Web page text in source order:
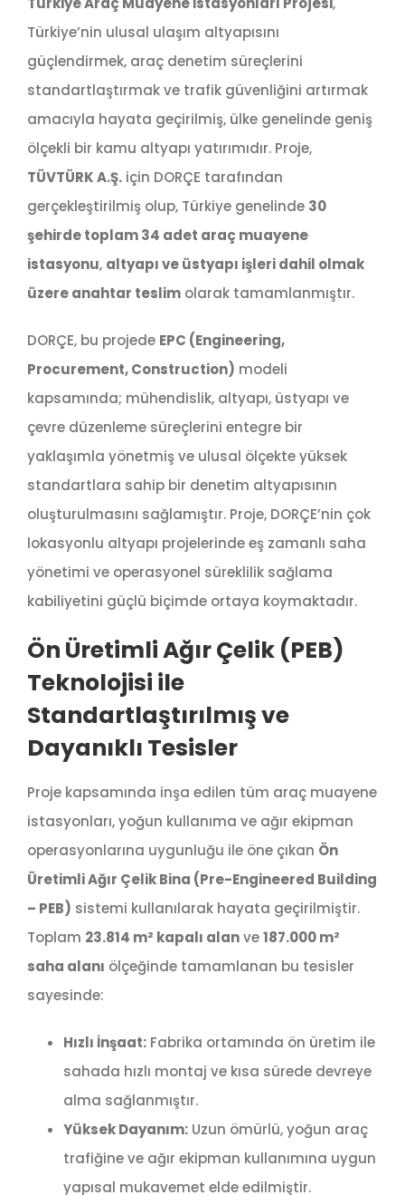
Türkiye’nin ulusal ulaşım altyapısını
güçlendirmek, araç denetim süreçlerini
standartlaştırmak ve trafik güvenliğini artırmak
amacıyla hayata geçirilmiş, ülke genelinde geniş
ölçekli bir kamu altyapı yatırımıdır. Proje,
TÜVTÜRK A.Ş.için DORÇE tarafından
gerçekleştirilmiş olup, Türkiye genelinde 30
şehirde toplam 34 adet araç muayene
istasyonu, altyapı ve üstyapı işleri dahil olmak
üzere anahtar teslimolarak tamamlanmıştır.
DORÇE, bu projede EPC (Engineering,
Procurement, Construction) modeli
kapsamında; mühendislik, altyapı, üstyapı ve
çevre düzenleme süreçlerini entegre bir
yaklaşımla yönetmiş ve ulusal ölçekte yüksek
standartlara sahip bir denetim altyapısının
oluşturulmasını sağlamıştır. Proje, DORÇE’nin çok
lokasyonlu altyapı projelerinde eş zamanlı saha
yönetimi ve operasyonel süreklilik sağlama
kabiliyetini güçlü biçimde ortaya koymaktadır.
Ön Üretimli Ağır Çelik (PEB)
Teknolojisi ile
Standartlaştırılmış ve
Dayanıklı Tesisler
Proje kapsamında inşa edilen tüm araç muayene
istasyonları, yoğun kullanıma ve ağır ekipman
operasyonlarına uygunluğu ile öne çıkan Ön
Üretimli Ağır Çelik Bina (Pre-Engineered Building
– PEB) sistemi kullanılarak hayata geçirilmiştir.
Toplam 23.814 m² kapalı alanve187.000 m²
saha alanı ölçeğinde tamamlanan bu tesisler
sayesinde:
Hızlı İnşaat:Fabrika ortamında ön üretim ile
sahada hızlı montaj ve kısa sürede devreye
alma sağlanmıştır.
Yüksek Dayanım:Uzun ömürlü, yoğun araç
trafiğine ve ağır ekipman kullanımına uygun
yapısal mukavemet elde edilmiştir.